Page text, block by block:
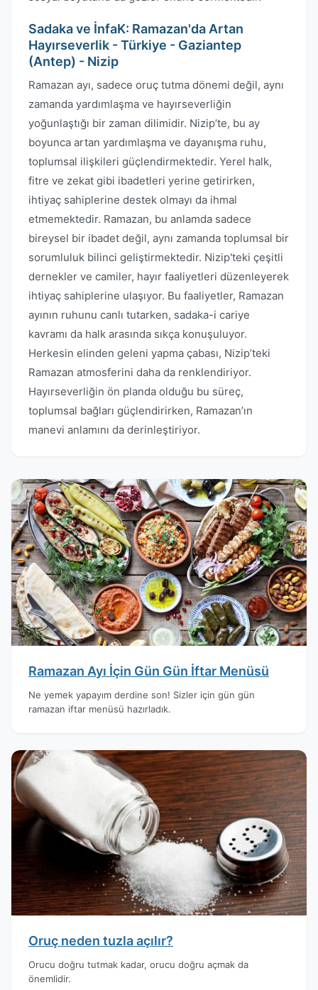
Sadaka ve İnfaK: Ramazan'da Artan
Hayırseverlik - Türkiye - Gaziantep
(Antep) - Nizip
Ramazan ayı, sadece oruç tutma dönemi değil, aynı
zamanda yardımlaşma ve hayırseverliğin
yoğunlaştığı bir zaman dilimidir. Nizip’te, bu ay
boyunca artan yardımlaşma ve dayanışma ruhu,
toplumsal ilişkileri güçlendirmektedir. Yerel halk,
fitre ve zekat gibi ibadetleri yerine getirirken,
ihtiyaç sahiplerine destek olmayı da ihmal
etmemektedir. Ramazan, bu anlamda sadece
bireysel bir ibadet değil, aynı zamanda toplumsal bir
sorumluluk bilinci geliştirmektedir. Nizip'teki çeşitli
dernekler ve camiler, hayır faaliyetleri düzenleyerek
ihtiyaç sahiplerine ulaşıyor. Bu faaliyetler, Ramazan
ayının ruhunu canlı tutarken, sadaka-i cariye
kavramı da halk arasında sıkça konuşuluyor.
Herkesin elinden geleni yapma çabası, Nizip’teki
Ramazan atmosferini daha da renklendiriyor.
Hayırseverliğin ön planda olduğu bu süreç,
toplumsal bağları güçlendirirken, Ramazan’ın
manevi anlamını da derinleştiriyor.
Ramazan Ayı İçin Gün Gün İftar Menüsü
Ne yemek yapayım derdine son! Sizler için gün gün
ramazan iftar menüsü hazırladık.
Oruç neden tuzla açılır?
Orucu doğru tutmak kadar, orucu doğru açmak da
önemlidir.